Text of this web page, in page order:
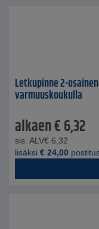
Letkupinne 2-
varmuuskoukulla
alkaen€6,32
sis. ALV€ 6,32
lisäksi € 24,00